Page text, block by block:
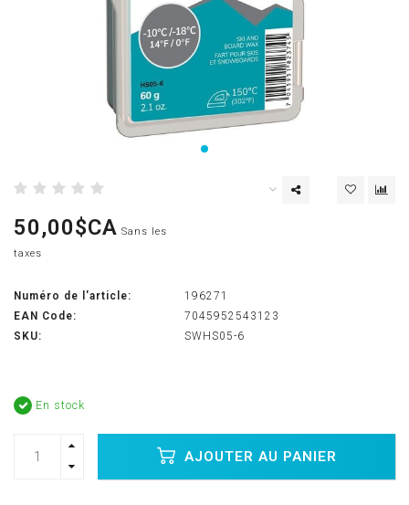
50,00$CA Sans les
taxes
Numéro de l'article:
196271
EAN Code:
7045952543123
SKU:
SWHS05-6
En stock
AJOUTER AU PANIER